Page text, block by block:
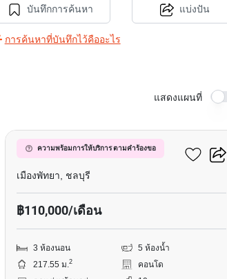
บันทึกการค้นหา
การค้นหาที่บันทึกไว้คืออะไร
แบ่งปัน
แสดงแผนที่
ความพร้อมการให้บริการ ตามคำร้องขอ
วินด์แฮม จอมเทียน พัทยา
เมืองพัทยา, ชลบุรี
฿110,000/เดือน
3 ห้องนอน
5 ห้องน้ำ
217.55 ม.2
คอนโด